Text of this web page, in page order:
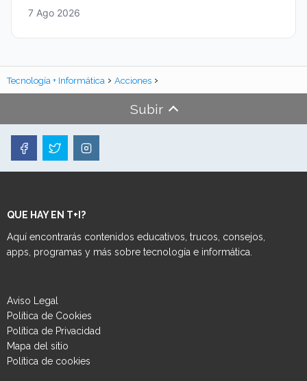
7 Ago 2026
Tecnología + Informática Acciones
Subir
QUE HAY EN T+I?
Aquí encontrarás contenidos educativos, trucos, consejos,
apps, programas y más sobre tecnología e informática.
Aviso Legal
Política de Cookies
Política de Privacidad
Mapa del sitio
Política de cookies